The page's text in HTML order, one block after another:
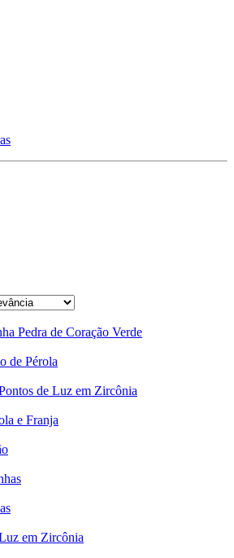
Pedra de Coração Verde
de Pérola
de Luz em Zircônia
e Franja
em Zircônia